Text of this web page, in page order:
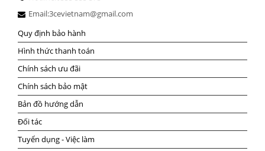
Email:3cevietnam@gmail.com
Quy định bảo hành
Hình thức thanh toán
Chính sách ưu đãi
Chính sách bảo mật
Bản đồ hướng dẫn
Đối tác
Tuyển dụng - Việc làm